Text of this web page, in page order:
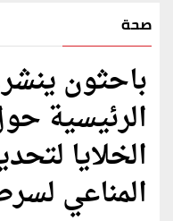
صحة
باحثون
الرئيسية
الخلايا
المناعي